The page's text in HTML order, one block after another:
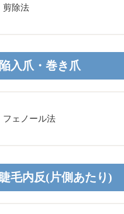
剪除法
陥入爪・巻き爪
フェノール法
睫毛内反(片側あたり)